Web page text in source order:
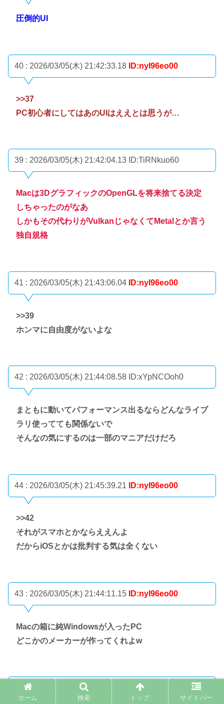
圧倒的UI
40 : 2026/03/05(木) 21:42:33.18 ID:nyI96eo00
>>37
PC初心者にしてはあのUIはええとは思うが…
39 : 2026/03/05(木) 21:42:04.13 ID:TiRNkuo60
Macは3DグラフィックのOpenGLを将来捨てる決定
しちゃったのがなあ
しかもその代わりがVulkanじゃなくてMetalとか言う
独自規格
41 : 2026/03/05(木) 21:43:06.04 ID:nyI96eo00
>>39
ホンマに自由度がないよな
42 : 2026/03/05(木) 21:44:08.58 ID:xYpNCOoh0
まともに動いてパフォーマンス出るならどんなライブ
ラリ使ってても関係ないで
そんなの気にするのは一部のマニアだけだろ
44 : 2026/03/05(木) 21:45:39.21 ID:nyI96eo00
>>42
それがスマホとかならええんよ
だからiOSとかは批判する気は全くない
43 : 2026/03/05(木) 21:44:11.15 ID:nyI96eo00
Macの箱に純Windowsが入ったPC
どこかのメーカーが作ってくれよw
45 : 2026/03/05(木) 21:45:55.70 ID:w7EdRwOx0
ホーム 検索 トップ サイドバー